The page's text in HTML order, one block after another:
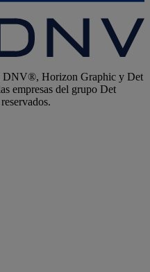
DNV®, Horizon Graphic y Det
empresas del grupo Det